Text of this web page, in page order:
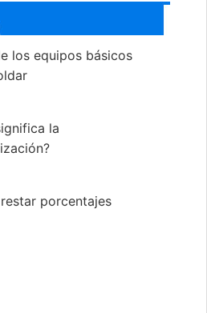
los equipos básicos
la
porcentajes